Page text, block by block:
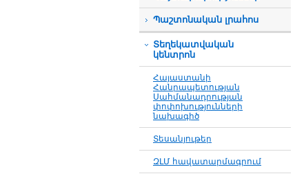
Պաշտոնական լրահոս
Տեղեկատվական
կենտրոն
Հայաստանի
Հանրապետության
Սահմանադրության
փոփոխությունների
նախագիծ
Տեսանյութեր
ԶԼՄ հավատարմագրում